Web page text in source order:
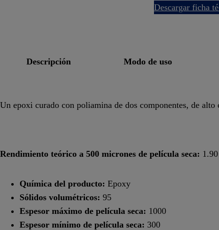
descargar ficha
descripción modo de uso
Un epoxi curado con poliamina de dos componentes, de alto
Rendimiento teórico a 500 micrones de película seca:
Química del producto: Epoxy
Sólidos volumétricos: 95
Espesor máximo de película seca: 1000
Espesor mínimo de película seca: 300